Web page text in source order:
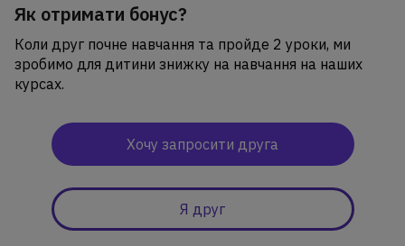
Як отримати бонус?
Коли друг почне навчання та пройде 2 уроки, ми
зробимо для дитини знижку на навчання на наших
курсах.
Хочу запросити друга
Я друг